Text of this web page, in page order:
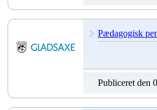
Pædagogisk
Publiceret den